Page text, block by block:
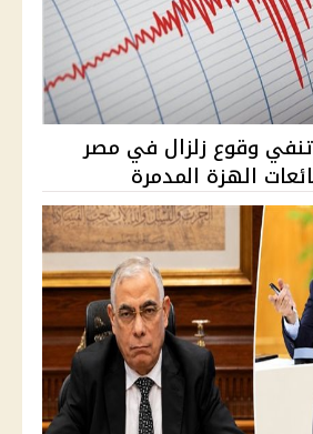
تنفي وقوع زلزال في مصر
الهزة المدمرة